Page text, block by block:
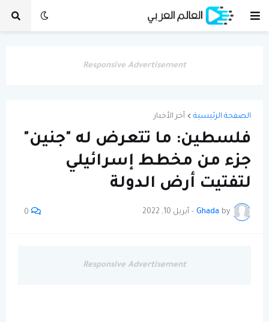
Responsive Advertisement
الصفحة الرئيسية أخر الأخبار
فلسطين: ما تتعرض له "جنين"
جزء من مخطط إسرائيلي
لتفتيت أرض الدولة
by
Ghada
- أبريل 10, 2022 0
Responsive Advertisement